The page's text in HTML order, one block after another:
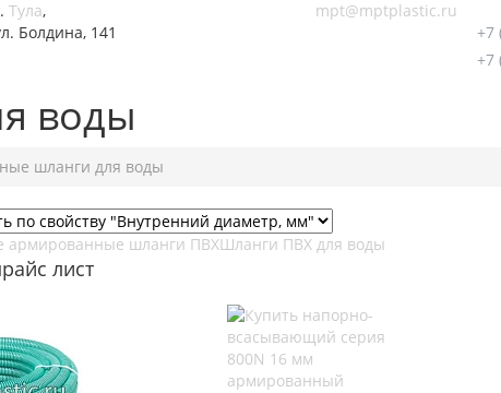
Тула,
Болдина, 141
mpt@mptplastic.ru
+7
+7
воды
шланги для воды
армированные шланги ПВХШланги ПВХ для воды
лист